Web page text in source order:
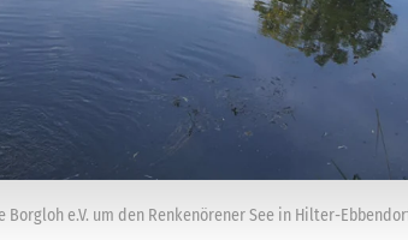
e.V. um den Renkenörener See in Hilter-